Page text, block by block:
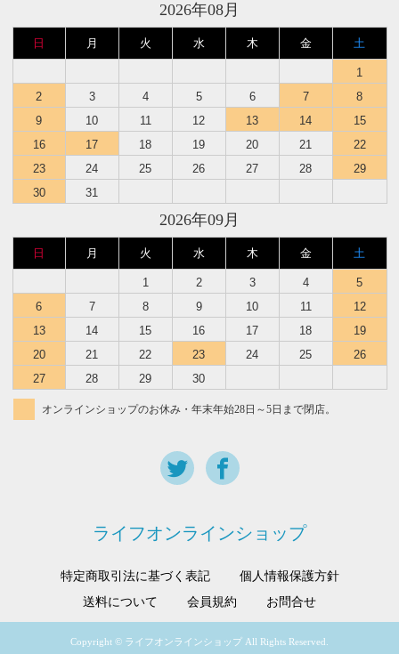
2026年08月
日 月 火 水 木 金 土
1
2
3 4 5 6 7
8
9
10 11 12 13 14
15
16
17 18 19 20 21
22
23
24 25 26 27 28
29
30
31
2026年09月
日 月 火 水 木 金 土
1 2 3 4
5
6
7 8 9 10 11
12
13
14 15 16 17 18
19
20
21 22 23 24 25
26
27
28 29 30
オンラインショップのお休み・年末年始28日～5日まで閉店。
ライフオンラインショップ
特定商取引法に基づく表記
個人情報保護方針
送料について
会員規約 お問合せ
Copyright © ライフオンラインショップ All Rights Reserved.